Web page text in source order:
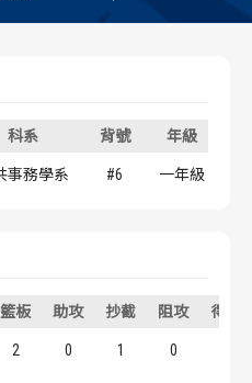
科系 背號 年級
事務學系 #6 一年級
籃板 助攻 抄截 阻攻 得分
2 0 1 0